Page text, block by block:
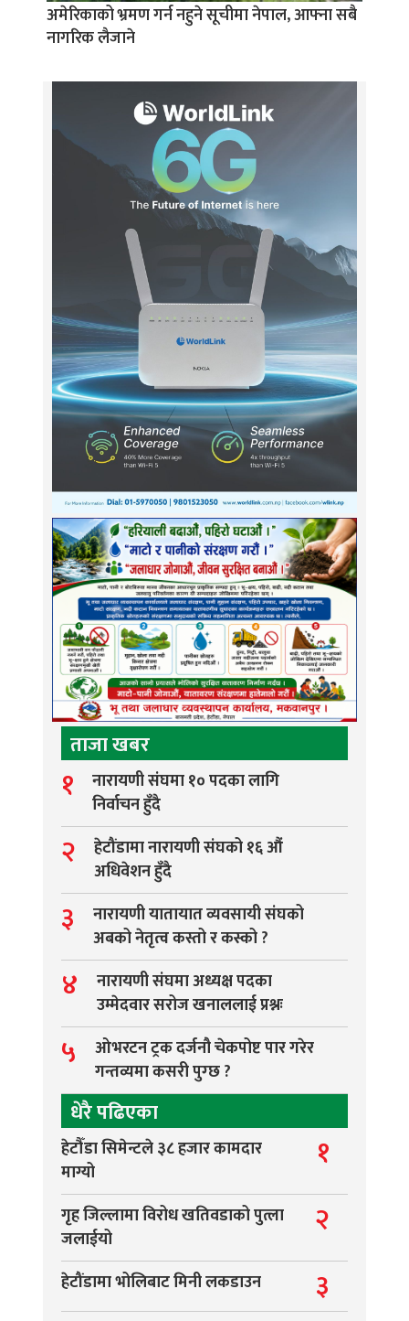
अमेरिकाको भ्रमण गर्न नहुने सूचीमा नेपाल, आफ्ना सबै
नागरिक लैजाने
ताजा खबर
१
नारायणी संघमा १० पदका लागि
निर्वाचन हुँदै
२
हेटौंडामा नारायणी संघको १६ औं
अधिवेशन हुँदै
३
नारायणी यातायात व्यवसायी संघको
अबको नेतृत्व कस्तो र कस्को ?
४
नारायणी संघमा अध्यक्ष पदका
उम्मेदवार सरोज खनाललाई प्रश्नः
५
ओभरटन ट्रक दर्जनौ चेकपोष्ट पार गरेर
गन्तव्यमा कसरी पुग्छ ?
धेरै पढिएका
हेटौँडा सिमेन्टले ३८ हजार कामदार
माग्यो
१
गृह जिल्लामा विरोध खतिवडाको पुत्ला
जलाईयो
२
हेटौंडामा भोलिबाट मिनी लकडाउन ३